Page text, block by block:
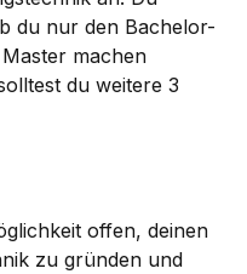
du nur den Bachelor-
machen
du weitere 3
offen, deinen
zu gründen und